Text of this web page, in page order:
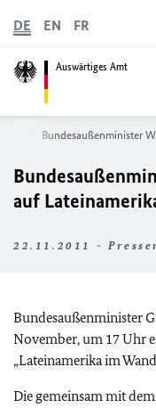
Auswärtiges Amt
DE EN FR
Bundesaußenminister
auf
22.11.2011 -
Bundesaußenminister
November, um 17 Uhr
„Lateinamerika im
Die gemeinsam mit